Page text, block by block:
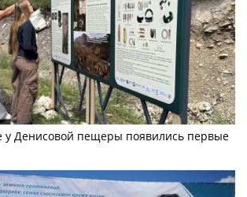
у Денисовой пещеры появились первые